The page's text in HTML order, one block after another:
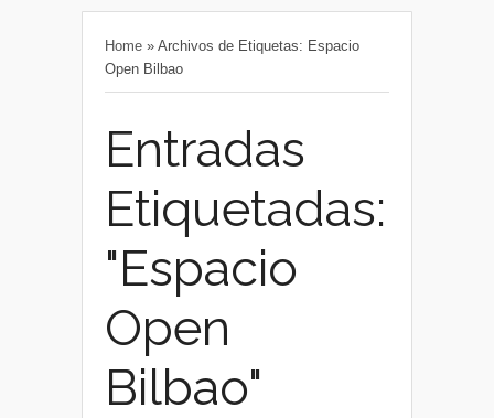
Home » Archivos de Etiquetas: Espacio
Open Bilbao
Entradas
Etiquetadas:
"Espacio
Open
Bilbao"